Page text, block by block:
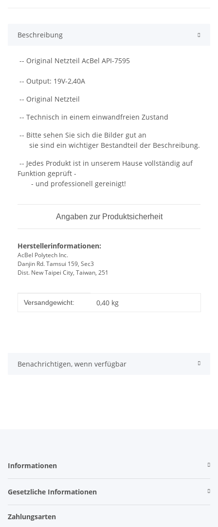
Beschreibung
-- Original Netzteil AcBel API-7595
-- Output: 19V-2,40A
-- Original Netzteil
-- Technisch in einem einwandfreien Zustand
-- Bitte sehen Sie sich die Bilder gut an
sie sind ein wichtiger Bestandteil der Beschreibung.
-- Jedes Produkt ist in unserem Hause vollständig auf
Funktion geprüft -
- und professionell gereinigt!
Angaben zur Produktsicherheit
Herstellerinformationen:
AcBel Polytech Inc.
Danjin Rd. Tamsui 159, Sec3
Dist. New Taipei City, Taiwan, 251
Produkteigenschaft
Wert
Versandgewicht: 0,40 kg
Benachrichtigen, wenn verfügbar
Informationen
Gesetzliche Informationen
Zahlungsarten